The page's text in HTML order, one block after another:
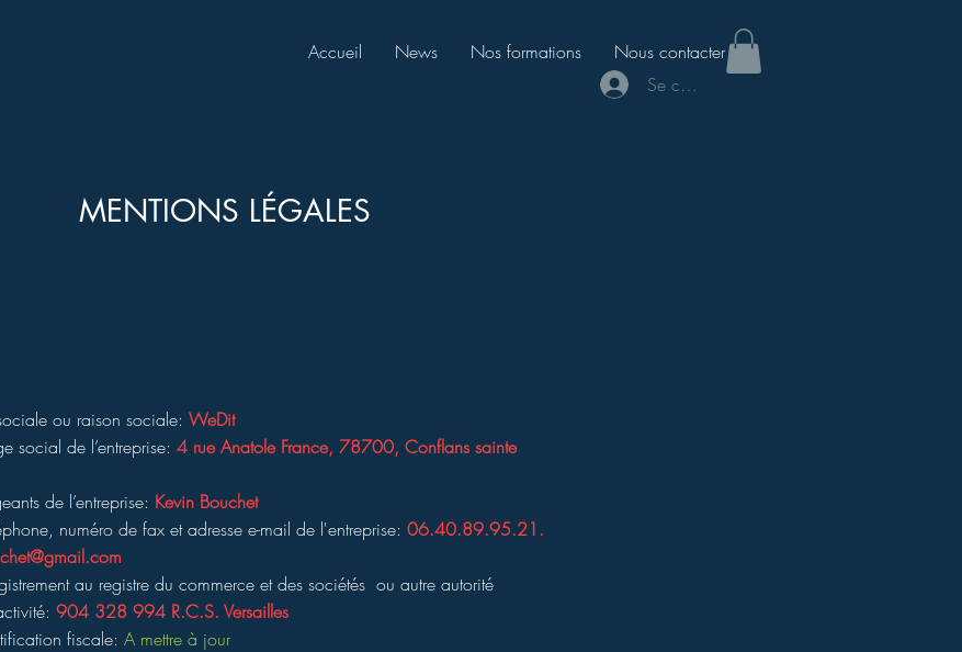
Accueil News Nos formations
Nous contacter
Se connecter
MENTIONS LÉGALES
ou raison sociale: WeDit
social de l’entreprise: 4 rue Anatole France, 78700, Conflans sainte
de l’entreprise: Kevin Bouchet
numéro de fax et adresse e-mail de l'entreprise: 06.40.89.95.21.
au registre du commerce et des sociétés ou autre autorité
904 328 994 R.C.S. Versailles
fiscale: A mettre à jour